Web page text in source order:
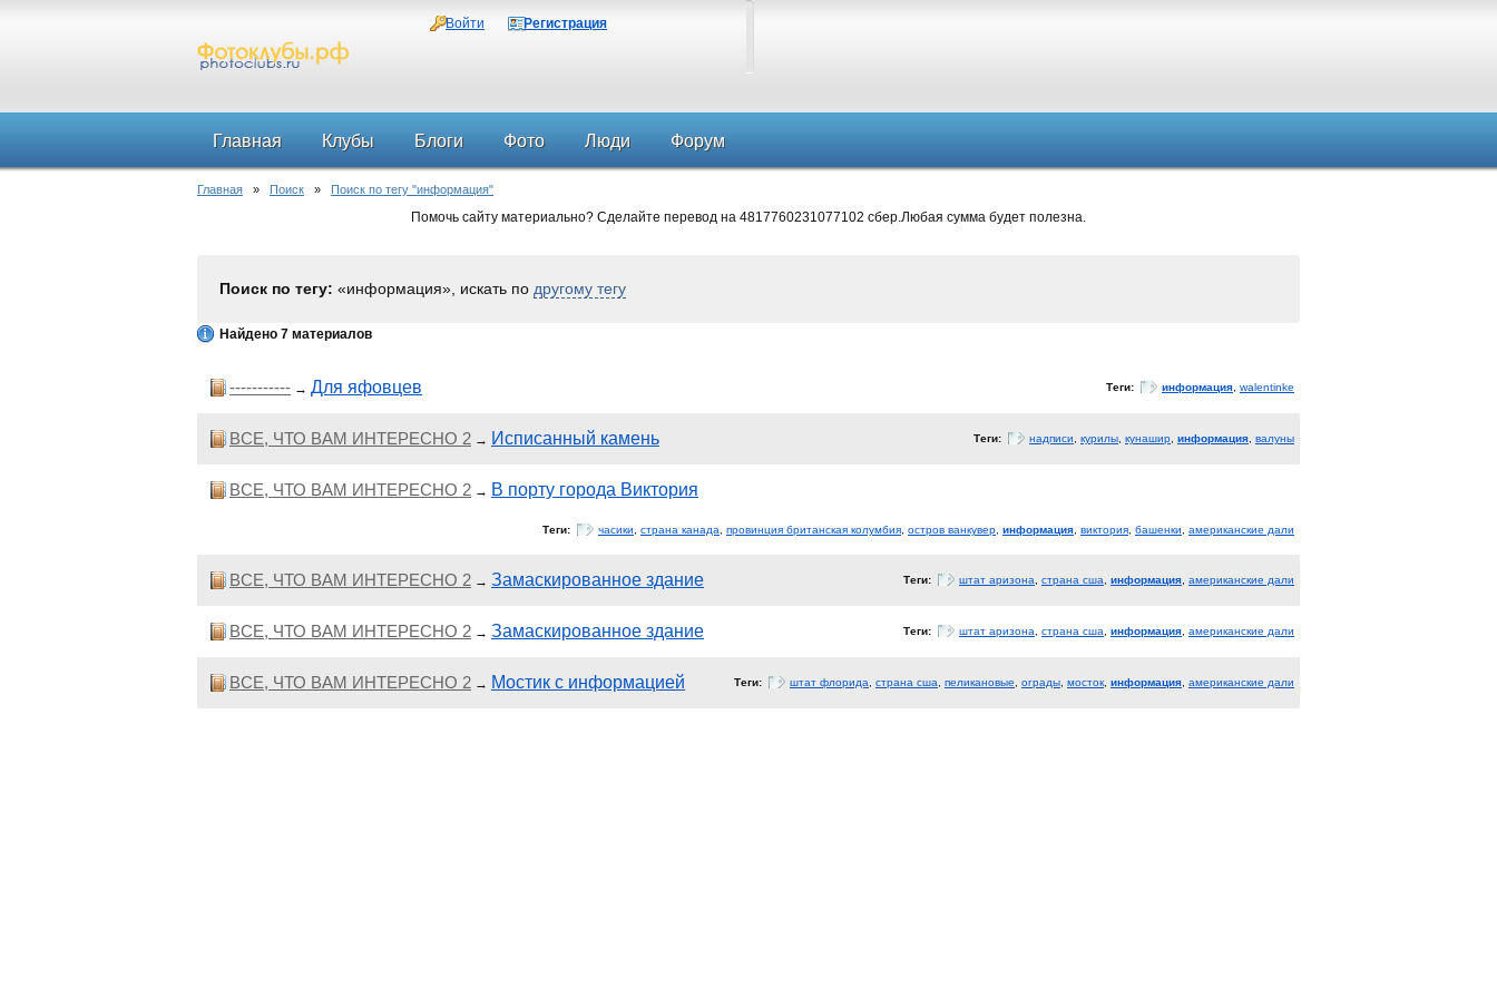
Войти Регистрация
Главная Клубы Блоги Фото Люди Форум
Главная » Поиск » Поиск по тегу "информация"
Помочь сайту материально? Сделайте перевод на 4817760231077102 сбер.Любая сумма будет полезна.
Поиск по тегу: «информация», искать по другому тегу
Найдено 7 материалов
----------- → Для яфовцев Теги: информация walentinke
ВСЕ, ЧТО ВАМ ИНТЕРЕСНО 2 → Исписанный камень Теги: надписи курилы кунашир информация валуны
ВСЕ, ЧТО ВАМ ИНТЕРЕСНО 2 → В порту города Виктория
Теги: часики страна канада провинция британская колумбия остров ванкувер информация виктория башенки американские дали
ВСЕ, ЧТО ВАМ ИНТЕРЕСНО 2 → Замаскированное здание Теги: штат аризона страна сша информация американские дали
ВСЕ, ЧТО ВАМ ИНТЕРЕСНО 2 → Замаскированное здание Теги: штат аризона страна сша информация американские дали
ВСЕ, ЧТО ВАМ ИНТЕРЕСНО 2 → Мостик с информацией Теги: штат флорида страна сша пеликановые ограды мосток информация американские дали